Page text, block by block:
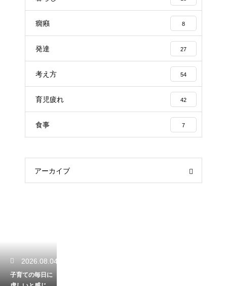
癇癪 8
発達 27
考え方 54
育児疲れ 42
食事 7
アーカイブ
2026.08.04
子育ての毎日に